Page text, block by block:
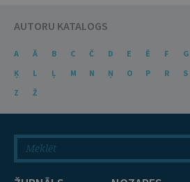
AUTORU KATALOGS
A Ā B C Č D E Ē F G
Ķ
L Ļ M N Ņ O P R S
Z
Ž